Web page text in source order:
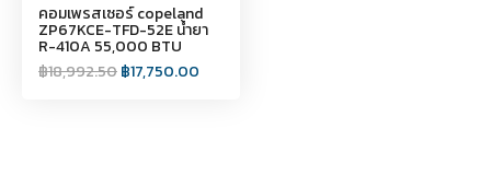
คอมเพรสเซอร์ copeland
ZP67KCE-TFD-52E น้ำยา
R-410A 55,000 BTU
฿18,992.50฿17,750.00